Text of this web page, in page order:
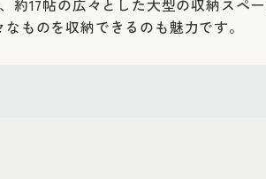
17帖の広々とした大型の収納スペー
ものを収納できるのも魅力です。